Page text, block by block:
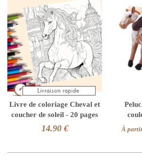
Livre de coloriage Cheval et
coucher de soleil - 20 pages
14.90 € À